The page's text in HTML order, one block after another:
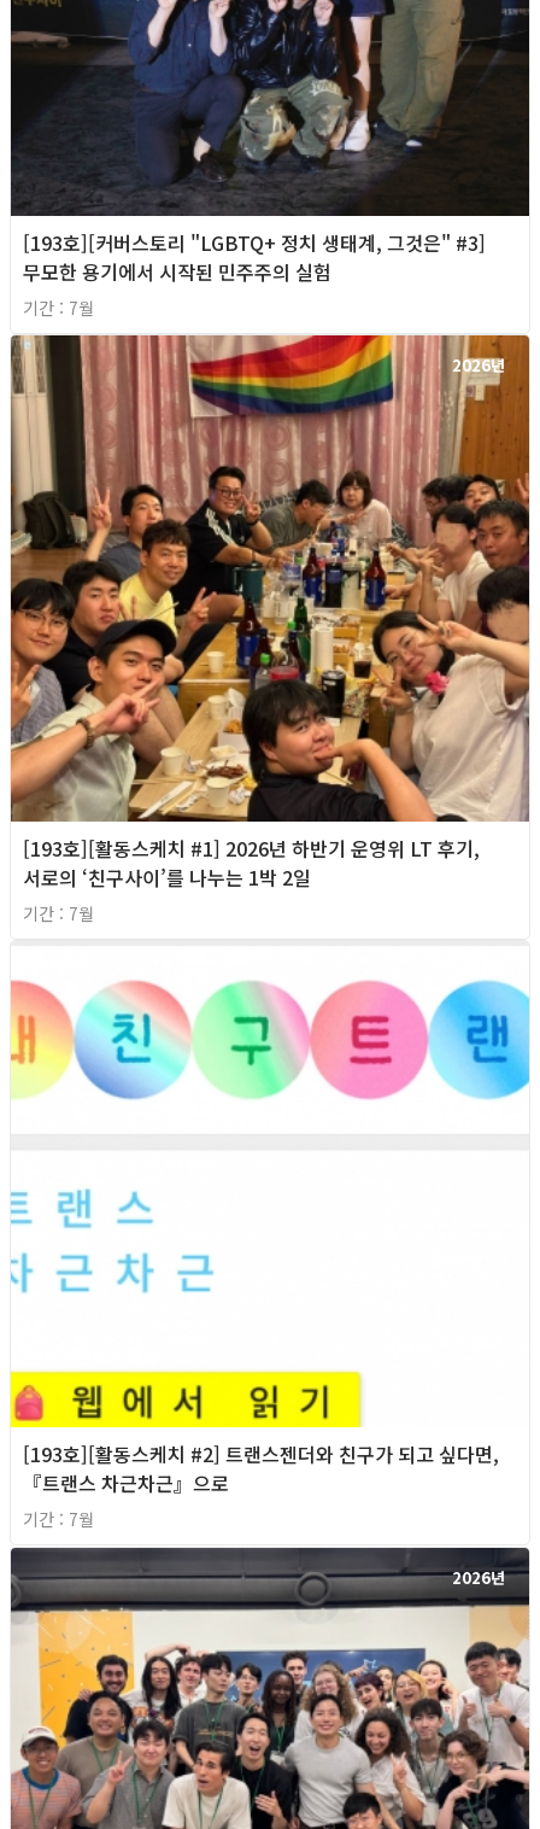
[193호][커버스토리 "LGBTQ+ 정치 생태계, 그것은" #3]
무모한 용기에서 시작된 민주주의 실험
기간 : 7월
2026년
[193호][활동스케치 #1] 2026년 하반기 운영위 LT 후기,
서로의 ‘친구사이’를 나누는 1박 2일
기간 : 7월
[193호][활동스케치 #2] 트랜스젠더와 친구가 되고 싶다면,
『트랜스 차근차근』으로
기간 : 7월
2026년